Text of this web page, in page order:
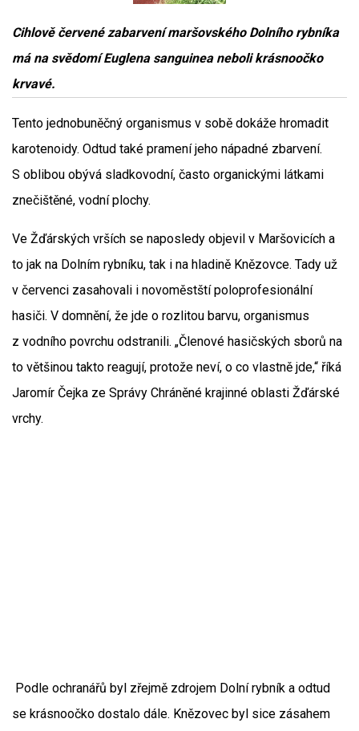
Cihlově červené zabarvení maršovského Dolního rybníka
má na svědomí Euglena sanguinea neboli krásnoočko
krvavé.
Tento jednobuněčný organismus v sobě dokáže hromadit
karotenoidy. Odtud také pramení jeho nápadné zbarvení.
S oblibou obývá sladkovodní, často organickými látkami
znečištěné, vodní plochy.
Ve Žďárských vrších se naposledy objevil v Maršovicích a
to jak na Dolním rybníku, tak i na hladině Knězovce. Tady už
v červenci zasahovali i novoměstští poloprofesionální
hasiči. V domnění, že jde o rozlitou barvu, organismus
z vodního povrchu odstranili. „Členové hasičských sborů na
to většinou takto reagují, protože neví, o co vlastně jde,“ říká
Jaromír Čejka ze Správy Chráněné krajinné oblasti Žďárské
vrchy.
Podle ochranářů byl zřejmě zdrojem Dolní rybník a odtud
se krásnoočko dostalo dále. Knězovec byl sice zásahem